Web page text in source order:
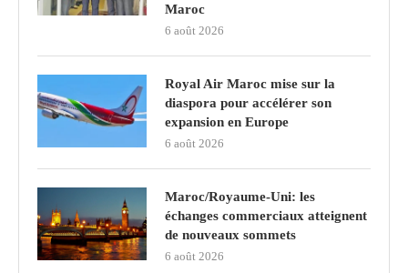
Maroc
6 août 2026
Royal Air Maroc mise sur la
diaspora pour accélérer son
expansion en Europe
6 août 2026
Maroc/Royaume-Uni: les
échanges commerciaux atteignent
de nouveaux sommets
6 août 2026